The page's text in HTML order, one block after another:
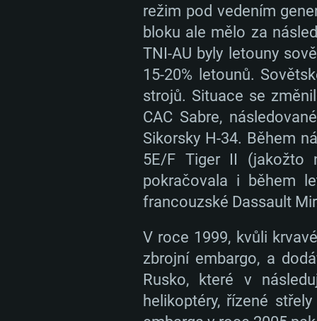
režim pod vedením
bloku ale mělo za
TNI-AU byly letouny
15-20% letounů.
strojů. Situace se
CAC Sabre,
Sikorsky H-34. Během
5E/F Tiger II (jakožto
pokračovala i během
francouzské Dassault
V roce 1999, kvůli
zbrojní embargo, a
Rusko, které v
helikoptéry, řízené